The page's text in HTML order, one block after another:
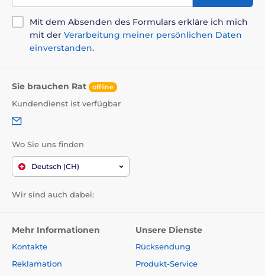
Mit dem Absenden des Formulars erkläre ich mich
mit der Verarbeitung meiner persönlichen Daten
einverstanden.
Sie brauchen Rat offline
Kundendienst ist verfügbar
Wo Sie uns finden
Deutsch (CH)
Wir sind auch dabei:
Mehr Informationen
Kontakte
Reklamation
Unsere Dienste
Rücksendung
Produkt-Service